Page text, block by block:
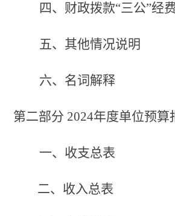
四、 财政拨款“三公”经
五、其他情况说明
六、名词解释
第二部分 2024年度单位预算
一、收支总表
二、收入总表